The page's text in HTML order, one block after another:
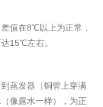
值在8℃以上为正常，
15℃左右。
蒸发器（铜管上穿满
像露水一样），为正